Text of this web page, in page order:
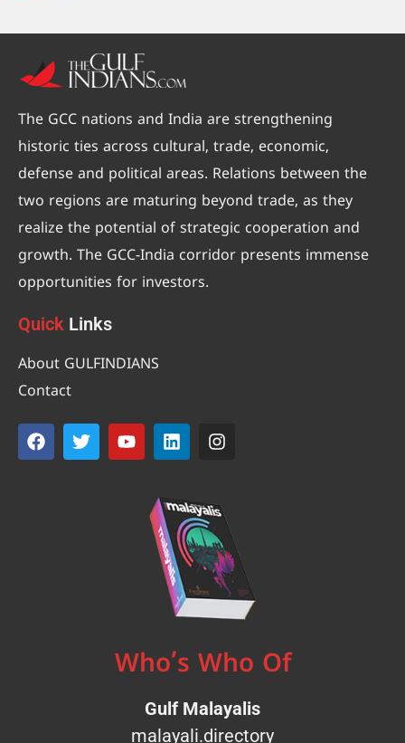
The GCC nations and India are strengthening
historic ties across cultural, trade, economic,
defense and political areas. Relations between the
two regions are maturing beyond trade, as they
realize the potential of strategic cooperation and
growth. The GCC-India corridor presents immense
opportunities for investors.
Quick Links
About GULFINDIANS
Contact
Who’s Who Of
Gulf Malayalis
malayali.directory